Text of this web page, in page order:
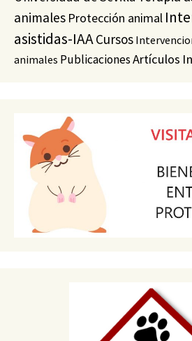
animales Protección animal
asistidas-IAACursos
animales PublicacionesArtículos